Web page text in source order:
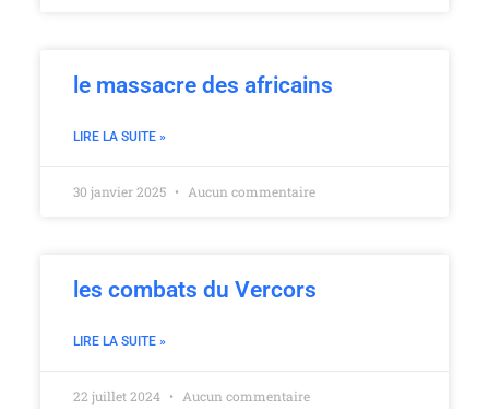
le massacre des africains
LIRE LA SUITE »
30 janvier 2025 Aucun commentaire
les combats du Vercors
LIRE LA SUITE »
22 juillet 2024 Aucun commentaire